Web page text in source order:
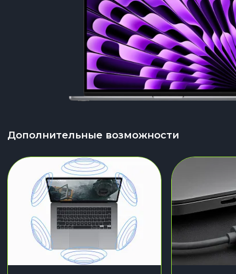
Дополнительные возможности